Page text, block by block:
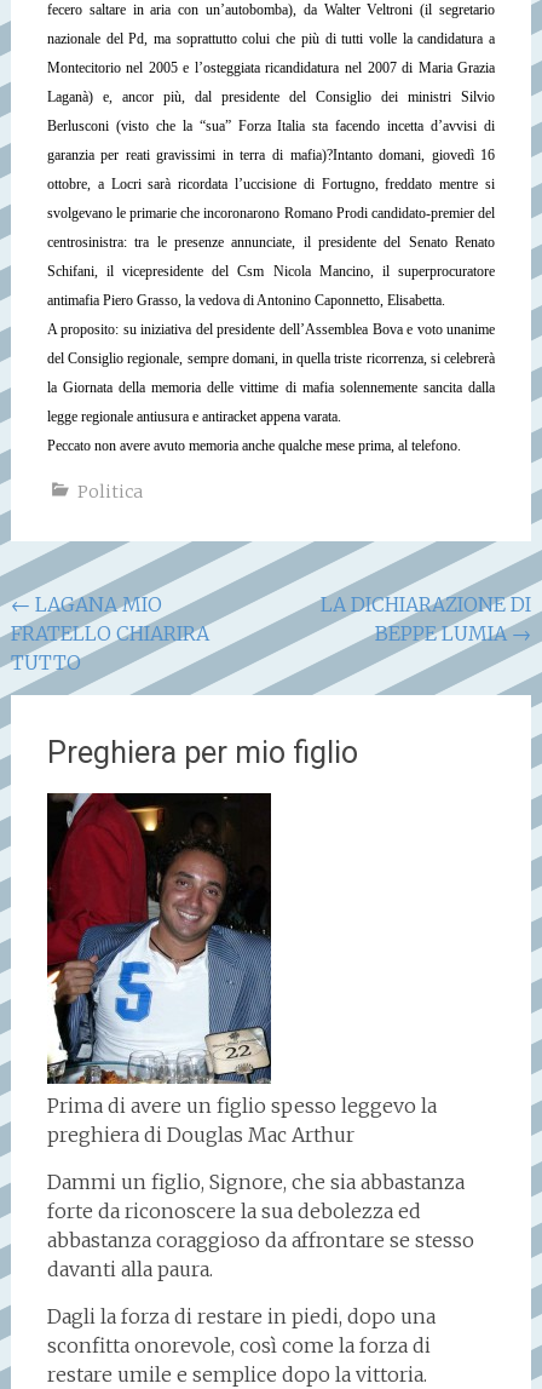
fecero saltare in aria con un’autobomba), da Walter Veltroni (il segretario
nazionale del Pd, ma soprattutto colui che più di tutti volle la candidatura a
Montecitorio nel 2005 e l’osteggiata ricandidatura nel 2007 di Maria Grazia
Laganà) e, ancor più, dal presidente del Consiglio dei ministri Silvio
Berlusconi (visto che la “sua” Forza Italia sta facendo incetta d’avvisi di
garanzia per reati gravissimi in terra di mafia)?Intanto domani, giovedì 16
ottobre, a Locri sarà ricordata l’uccisione di Fortugno, freddato mentre si
svolgevano le primarie che incoronarono Romano Prodi candidato-premier del
centrosinistra: tra le presenze annunciate, il presidente del Senato Renato
Schifani, il vicepresidente del Csm Nicola Mancino, il superprocuratore
antimafia Piero Grasso, la vedova di Antonino Caponnetto, Elisabetta.
A proposito: su iniziativa del presidente dell’Assemblea Bova e voto unanime
del Consiglio regionale, sempre domani, in quella triste ricorrenza, si celebrerà
la Giornata della memoria delle vittime di mafia solennemente sancita dalla
legge regionale antiusura e antiracket appena varata.
Peccato non avere avuto memoria anche qualche mese prima, al telefono.
Politica
Navigazione
articoli
← LAGANA MIO
FRATELLO CHIARIRA
TUTTO
LA DICHIARAZIONE DI
BEPPE LUMIA→
Preghiera per mio figlio
Prima di avere un figlio spesso leggevo la
preghiera di Douglas Mac Arthur
Dammi un figlio, Signore, che sia abbastanza
forte da riconoscere la sua debolezza ed
abbastanza coraggioso da affrontare se stesso
davanti alla paura.
Dagli la forza di restare in piedi, dopo una
sconfitta onorevole, così come la forza di
restare umile e semplice dopo la vittoria.